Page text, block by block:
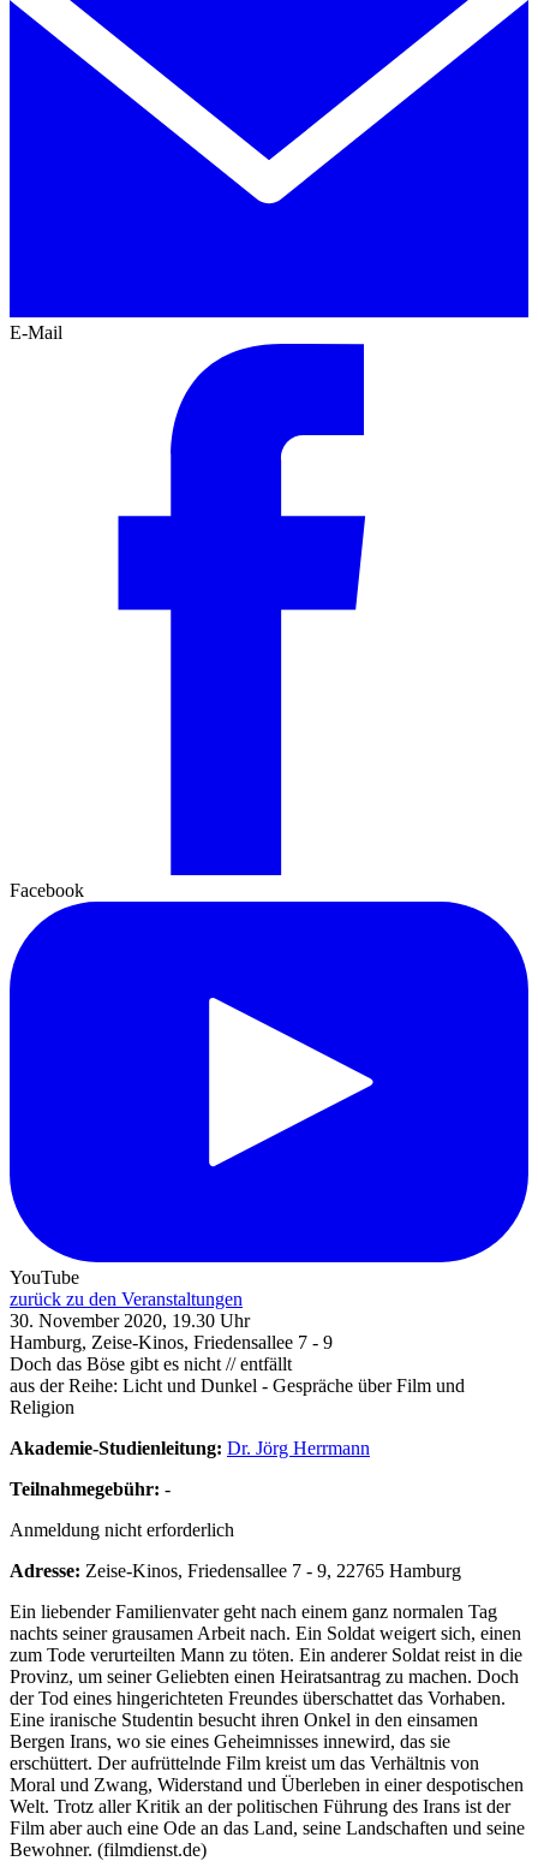
E-Mail
Facebook
YouTube
zurück zu den Veranstaltungen
30. November 2020, 19.30 Uhr
Hamburg, Zeise-Kinos, Friedensallee 7 - 9
Doch das Böse gibt es nicht // entfällt
aus der Reihe: Licht und Dunkel - Gespräche über Film und
Religion
Akademie-Studienleitung: Dr. Jörg Herrmann
Teilnahmegebühr: -
Anmeldung nicht erforderlich
Adresse: Zeise-Kinos, Friedensallee 7 - 9, 22765 Hamburg
Ein liebender Familienvater geht nach einem ganz normalen Tag
nachts seiner grausamen Arbeit nach. Ein Soldat weigert sich, einen
zum Tode verurteilten Mann zu töten. Ein anderer Soldat reist in die
Provinz, um seiner Geliebten einen Heiratsantrag zu machen. Doch
der Tod eines hingerichteten Freundes überschattet das Vorhaben.
Eine iranische Studentin besucht ihren Onkel in den einsamen
Bergen Irans, wo sie eines Geheimnisses innewird, das sie
erschüttert. Der aufrüttelnde Film kreist um das Verhältnis von
Moral und Zwang, Widerstand und Überleben in einer despotischen
Welt. Trotz aller Kritik an der politischen Führung des Irans ist der
Film aber auch eine Ode an das Land, seine Landschaften und seine
Bewohner. (filmdienst.de)